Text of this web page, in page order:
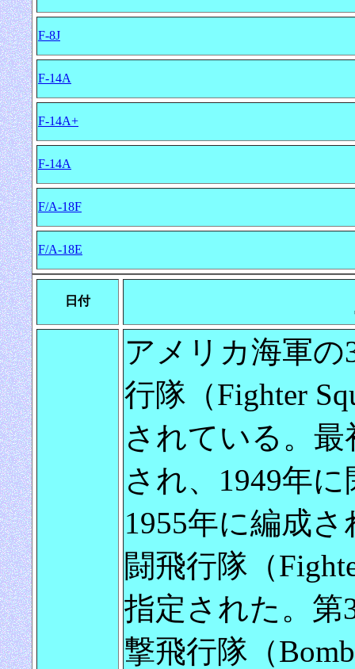
F-8J
F-14A
F-14A+
F-14A
F/A-18F
F/A-18E
日付
アメリカ海軍の
行隊（Fighter
されている。
され、1949年
1955年に編成
闘飛行隊（
指定された。第
撃飛行隊（